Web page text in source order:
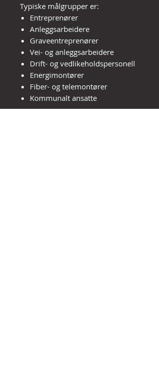
Typiske målgrupper er:
Entreprenører
Anleggsarbeidere
Graveentreprenører
Vei- og anleggsarbeidere
Drift- og vedlikeholdspersonell
Energimontører
Fiber- og telemontører
Kommunalt ansatte